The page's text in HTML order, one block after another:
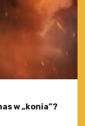
w „konia”?